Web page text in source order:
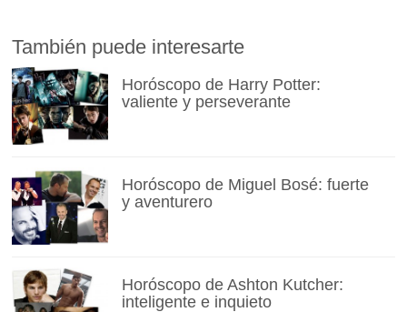
También puede interesarte
Horóscopo de Harry Potter:
valiente y perseverante
Horóscopo de Miguel Bosé: fuerte
y aventurero
Horóscopo de Ashton Kutcher:
inteligente e inquieto